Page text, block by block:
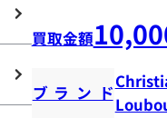
買取金額
ブランド